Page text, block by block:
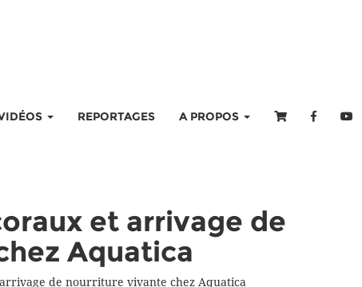
REPORTAGES A PROPOS
et arrivage de
Aquatica
de nourriture vivante chez Aquatica